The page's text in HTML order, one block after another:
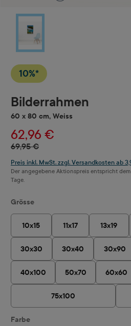
10%*
Bilderrahmen
60 x 80 cm, Weiss
62,96 €
69,95 €
Preis inkl. MwSt. zzgl. Versandkosten ab
Der angegebene Aktionspreis entspricht
Tage.
Grösseauswählen
10x15 11x17 13x19
30x30 30x40 30x90
40x100 50x70 60x60
75x100
Farbeauswählen